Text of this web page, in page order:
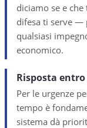
diciamo se e
difesa ti serve —
qualsiasi
economico.
Risposta entro
Per le urgenze
tempo è
sistema dà